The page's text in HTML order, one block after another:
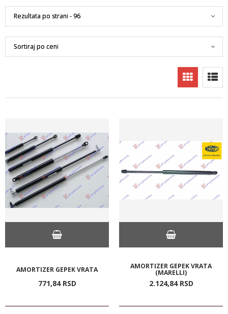
AMORTIZER GEPEK VRATA
771,84 RSD
AMORTIZER GEPEK VRATA
(MARELLI)
2.124,84 RSD